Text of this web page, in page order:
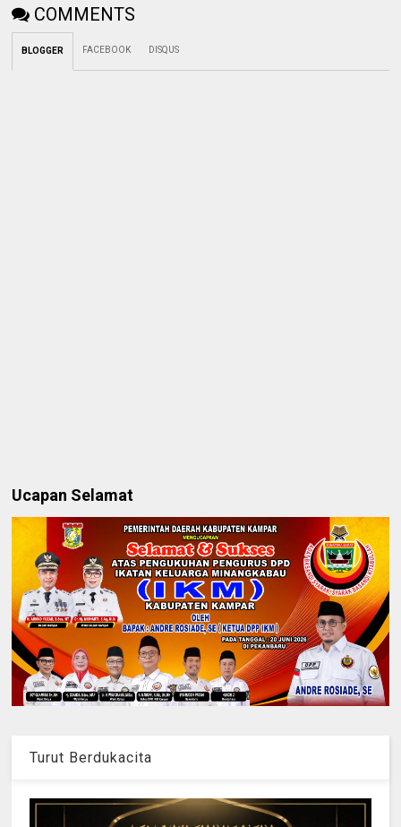
COMMENTS
BLOGGER FACEBOOK DISQUS
Ucapan Selamat
Turut Berdukacita